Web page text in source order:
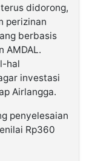
didorong,
perizinan
berbasis
AMDAL.
hal
investasi
Airlangga.
penyelesaian
Rp360